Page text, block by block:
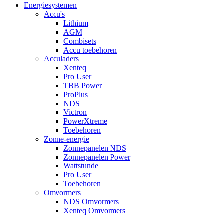
Energiesystemen
Accu's
Lithium
AGM
Combisets
Accu toebehoren
Acculaders
Xenteq
Pro User
TBB Power
ProPlus
NDS
Victron
PowerXtreme
Toebehoren
Zonne-energie
Zonnepanelen NDS
Zonnepanelen Power
Wattstunde
Pro User
Toebehoren
Omvormers
NDS Omvormers
Xenteq Omvormers